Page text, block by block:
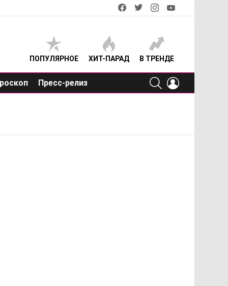
facebooktwitterinstagram
ПОПУЛЯРНОЕ ХИТ-ПАРАД В ТРЕНДЕ
Пресс-релиз
SEARCH